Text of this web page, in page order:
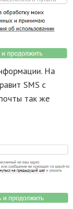
На
SMS с
так же